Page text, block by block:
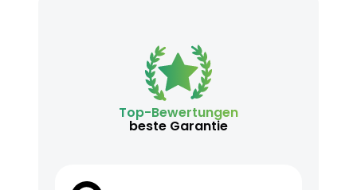
Top-Bewertungen
beste Garantie